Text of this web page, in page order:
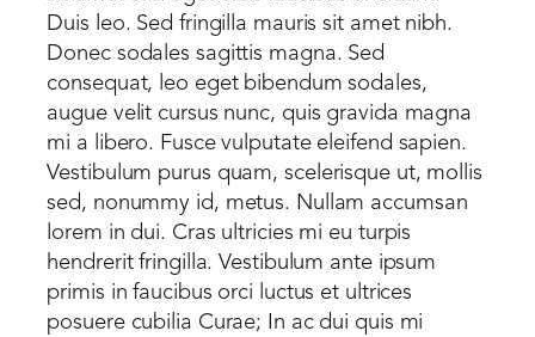
Duis leo. Sed fringilla mauris sit amet nibh.
Donec sodales sagittis magna. Sed
consequat, leo eget bibendum sodales,
augue velit cursus nunc, quis gravida magna
mi a libero. Fusce vulputate eleifend sapien.
Vestibulum purus quam, scelerisque ut, mollis
sed, nonummy id, metus. Nullam accumsan
lorem in dui. Cras ultricies mi eu turpis
hendrerit fringilla. Vestibulum ante ipsum
primis in faucibus orci luctus et ultrices
posuere cubilia Curae; In ac dui quis mi